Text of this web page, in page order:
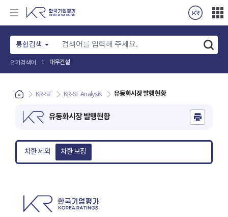
통합검색
인기검색어
KR-SF KR-SF Analysis 유동화시장 발행현황
유동화시장 발행현황
차환 제외 차환 보정